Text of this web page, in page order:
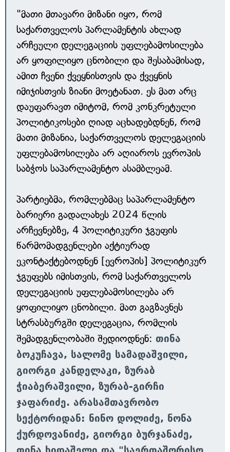
"მათი მთავარი მიზანი იყო, რომ
საქართველოს პარლამენტის ახლად
არჩეული დელეგაციის უფლებამოსილება
არ ყოფილიყო ცნობილი და შესაბამისად,
ამით ჩვენი ქვეყნისთვის და ქვეყნის
იმიჯისთვის ზიანი მოეტანათ. ეს მათ არც
დაუფარავთ იმიტომ, რომ კონკრეტული
პოლიტიკოსები ღიად აცხადებდნენ, რომ
მათი მიზანია, საქართველოს დელეგაციის
უფლებამოსილება არ აღიაროს ევროპის
საბჭოს საპარლამენტო ასამბლეამ.
პარტიებმა, რომლებმაც საპარლამენტო
ბარიერი გადალახეს 2024 წლის
არჩევნებზე, 4 პოლიტიკური ჯგუფის
წარმომადგენლები აქტიურად
ეკონტაქტებოდნენ [ევროპის] პოლიტიკურ
ჯგუფებს იმისთვის, რომ საქართველოს
დელეგაციის უფლებამოსილება არ
ყოფილიყო ცნობილი. მათ გაგზავნეს
სტრასბურგში დელეგაცია, რომლის
შემადგენლობაში შედიოდნენ: თინა
ბოკუჩავა, სალომე სამადაშვილი,
გიორგი კანდელაკი, ზურაბ
ჭიაბერაშვილი, ზურაბ-გირჩი
ჯაფარიძე. არასამთავრობო
სექტორიდან: ნინო დოლიძე, ნონა
ქურდოვანიძე, გიორგი ბურჯანაძე,